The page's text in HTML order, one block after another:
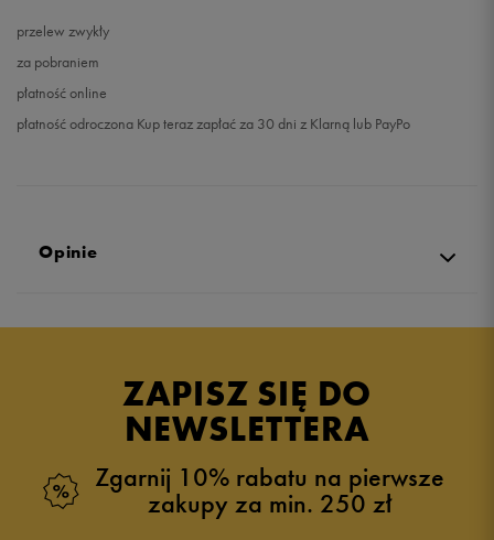
przelew zwykły
za pobraniem
płatność online
płatność odroczona Kup teraz zapłać za 30 dni z Klarną lub PayPo
Opinie
ZAPISZ SIĘ DO
NEWSLETTERA
Zgarnij 10% rabatu na pierwsze
zakupy za min. 250 zł